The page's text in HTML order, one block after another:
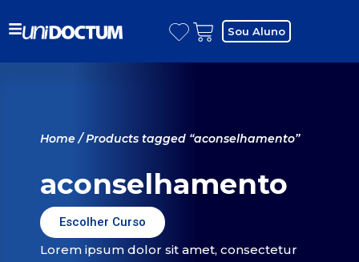
Sou Aluno
Home/ Products tagged “aconselhamento”
aconselhamento
Escolher Curso
Lorem ipsum dolor sit amet, consectetur